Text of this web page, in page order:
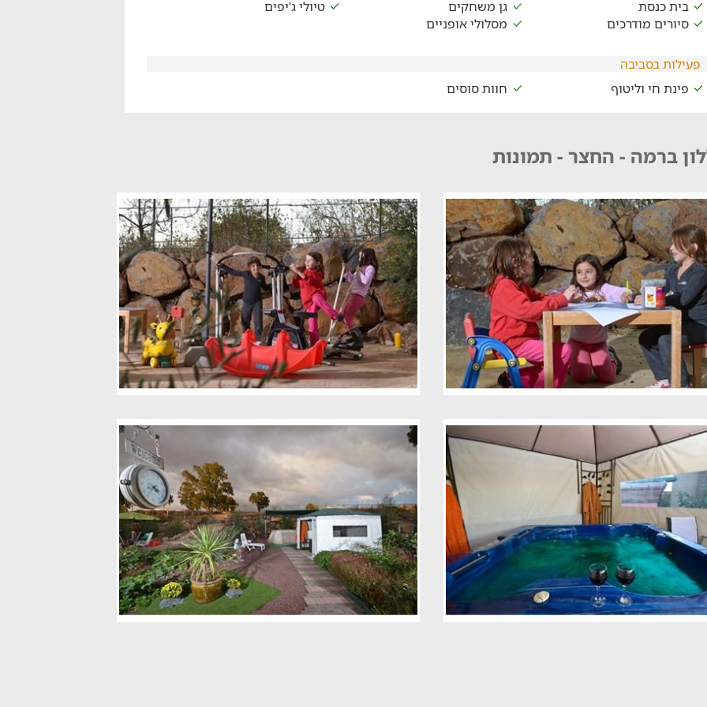
בית כנסת גן משחקים
טיולי ג'יפים
סיורים מודרכים
מסלולי אופניים
פעילות בסביבה
פינת חי וליטוף
חוות סוסים
ברמה - החצר - תמונות